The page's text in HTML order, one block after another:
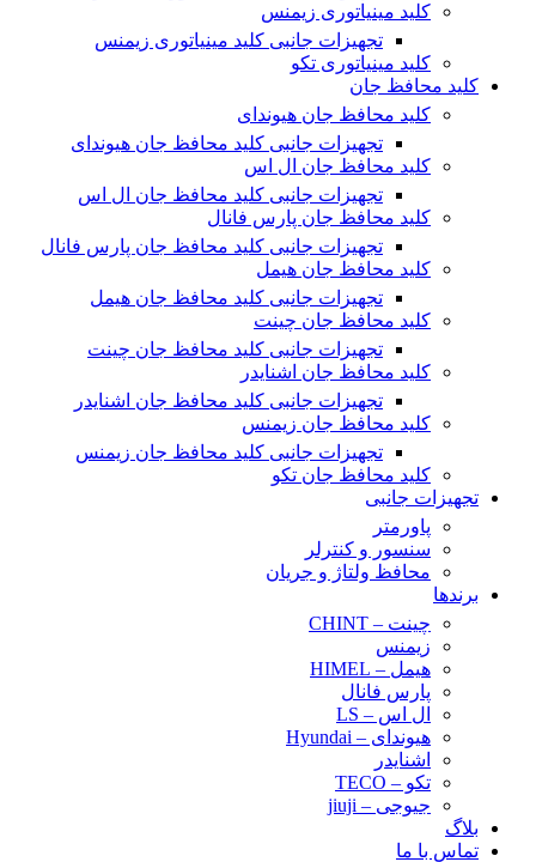
کلید مینیاتوری زیمنس
تجهیزات جانبی کلید مینیاتوری زیمنس
کلید مینیاتوری تکو
کلید محافظ جان
کلید محافظ جان هیوندای
تجهیزات جانبی کلید محافظ جان هیوندای
کلید محافظ جان ال اس
تجهیزات جانبی کلید محافظ جان ال اس
کلید محافظ جان پارس فانال
تجهیزات جانبی کلید محافظ جان پارس فانال
کلید محافظ جان هیمل
تجهیزات جانبی کلید محافظ جان هیمل
کلید محافظ جان چینت
تجهیزات جانبی کلید محافظ جان چینت
کلید محافظ جان اشنایدر
تجهیزات جانبی کلید محافظ جان اشنایدر
کلید محافظ جان زیمنس
تجهیزات جانبی کلید محافظ جان زیمنس
کلید محافظ جان تکو
تجهیزات جانبی
پاورمتر
سنسور و کنترلر
محافظ ولتاژ و‌ جریان
برندها
چینت – CHINT
زیمنس
هیمل – HIMEL
پارس فانال
ال اس – LS
هیوندای – Hyundai
اشنایدر
تکو – TECO
جیوجی – jiuji
بلاگ
تماس با ما